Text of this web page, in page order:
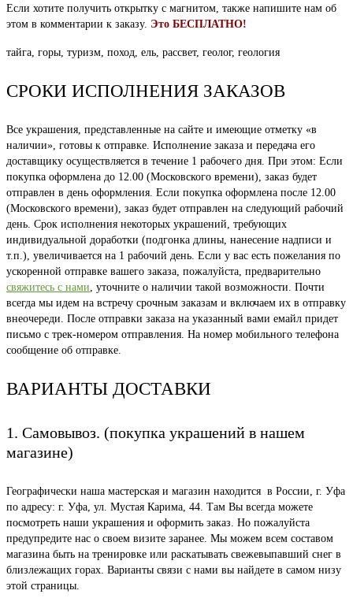
Если хотите получить открытку с магнитом, также напишите нам об
этом в комментарии к заказу. Это БЕСПЛАТНО!
тайга, горы, туризм, поход, ель, рассвет, геолог, геология
СРОКИ ИСПОЛНЕНИЯ ЗАКАЗОВ
Все украшения, представленные на сайте и имеющие отметку «в
наличии», готовы к отправке. Исполнение заказа и передача его
доставщику осуществляется в течение 1 рабочего дня. При этом: Если
покупка оформлена до 12.00 (Московского времени), заказ будет
отправлен в день оформления. Если покупка оформлена после 12.00
(Московского времени), заказ будет отправлен на следующий рабочий
день. Срок исполнения некоторых украшений, требующих
индивидуальной доработки (подгонка длины, нанесение надписи и
т.п.), увеличивается на 1 рабочий день. Если у вас есть пожелания по
ускоренной отправке вашего заказа, пожалуйста, предварительно
свяжитесь с нами, уточните о наличии такой возможности. Почти
всегда мы идем на встречу срочным заказам и включаем их в отправку
внеочереди. После отправки заказа на указанный вами емайл придет
письмо с трек-номером отправления. На номер мобильного телефона
сообщение об отправке.
ВАРИАНТЫ ДОСТАВКИ
1. Самовывоз. (покупка украшений в нашем
магазине)
Географически наша мастерская и магазин находится в России, г. Уфа
по адресу: г. Уфа, ул. Мустая Карима, 44. Там Вы всегда можете
посмотреть наши украшения и оформить заказ. Но пожалуйста
предупредите нас о своем визите заранее. Мы можем всем составом
магазина быть на тренировке или раскатывать свежевыпавший снег в
близлежащих горах. Варианты связи с нами вы найдете в самом низу
этой страницы.